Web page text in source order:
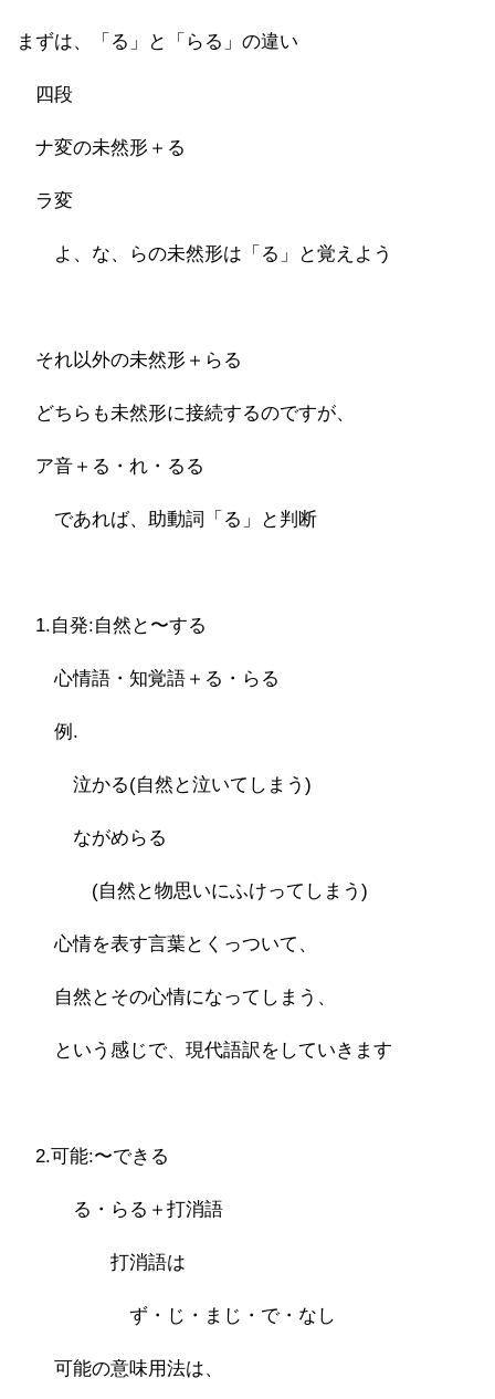
まずは、「る」と「らる」の違い
四段
ナ変の未然形＋る
ラ変
よ、な、らの未然形は「る」と覚えよう
それ以外の未然形＋らる
どちらも未然形に接続するのですが、
ア音＋る・れ・るる
であれば、助動詞「る」と判断
1.自発:自然と〜する
心情語・知覚語＋る・らる
例.
泣かる(自然と泣いてしまう)
ながめらる
(自然と物思いにふけってしまう)
心情を表す言葉とくっついて、
自然とその心情になってしまう、
という感じで、現代語訳をしていきます
2.可能:〜できる
る・らる＋打消語
打消語は
ず・じ・まじ・で・なし
可能の意味用法は、